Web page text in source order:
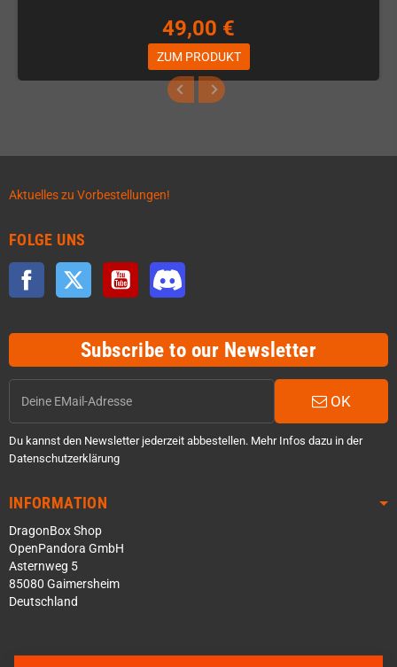
49,00 €
ZUM PRODUKT
Aktuelles zu Vorbestellungen!
FOLGE UNS
Facebook Twitter YouTube
Subscribe to our Newsletter
OK
Du kannst den Newsletter jederzeit abbestellen. Mehr Infos dazu in der
Datenschutzerklärung
INFORMATION
DragonBox Shop
OpenPandora GmbH
Asternweg 5
85080 Gaimersheim
Deutschland